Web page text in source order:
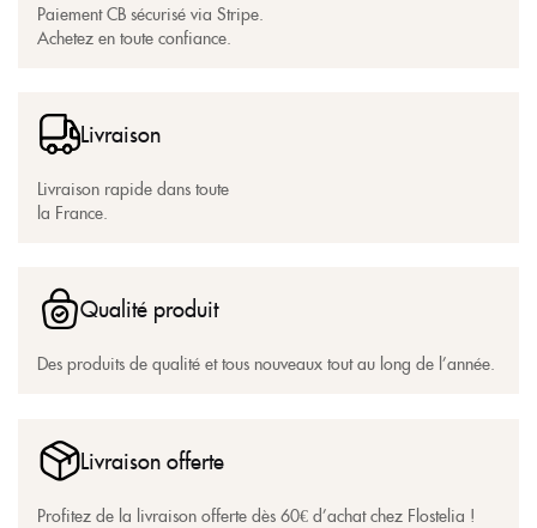
Paiement CB sécurisé via Stripe.
Achetez en toute confiance.
Livraison
Livraison rapide dans toute
la France.
Qualité produit
Des produits de qualité et tous nouveaux tout au long de l’année.
Livraison offerte
Profitez de la livraison offerte dès 60€ d’achat chez Flostelia !